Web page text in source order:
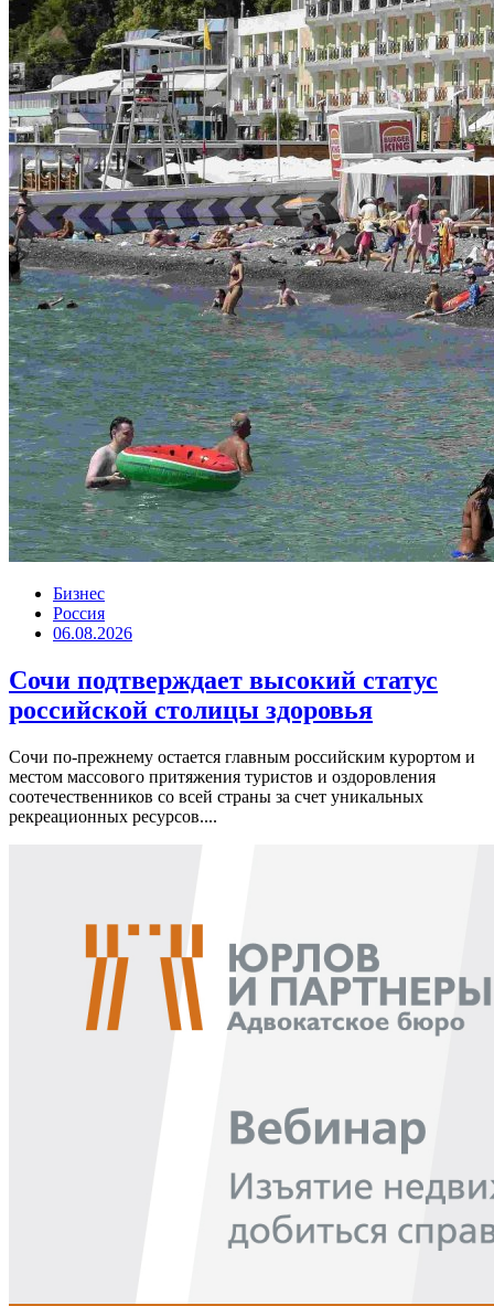
Бизнес
Россия
06.08.2026
Сочи подтверждает высокий статус
российской столицы здоровья
Сочи по-прежнему остается главным российским курортом и
местом массового притяжения туристов и оздоровления
соотечественников со всей страны за счет уникальных
рекреационных ресурсов....